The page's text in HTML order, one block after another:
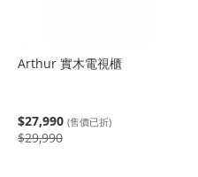
Arthur 實木電視櫃
$27,990 (售價已折)
$29,990